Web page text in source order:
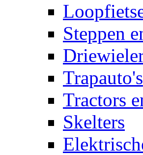
Steppen
Trapauto's
Tractors
Skelters